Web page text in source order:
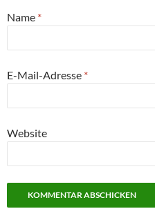
Name *
E-Mail-Adresse *
Website